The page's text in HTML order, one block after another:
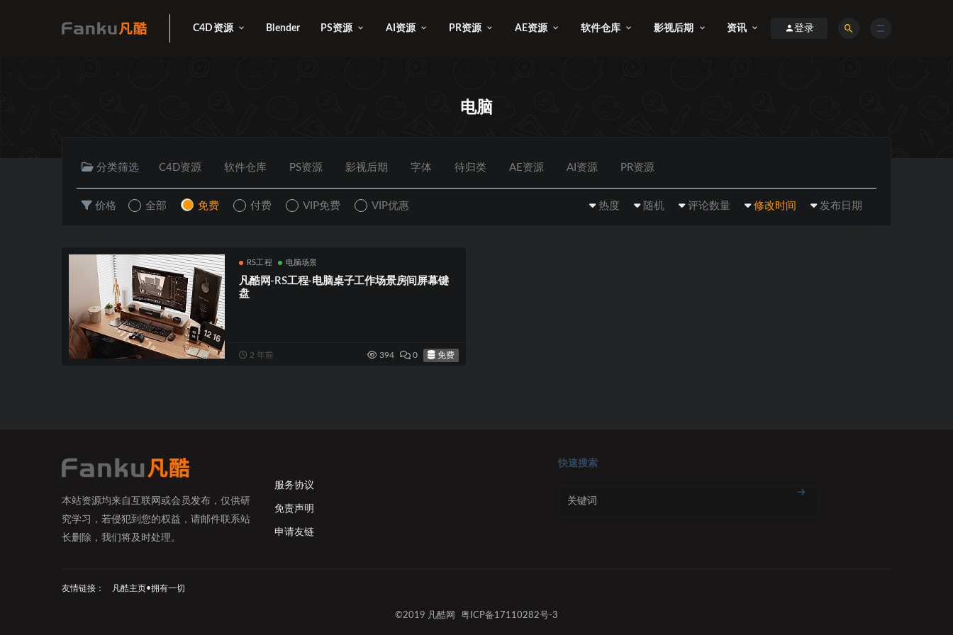
C4D资源 Blender PS资源 AI资源 PR资源 AE资源 软件仓库 影视后期 资讯 登录
电脑
分类筛选 C4D资源 软件仓库 PS资源 影视后期 字体 待归类 AE资源 AI资源 PR资源
价格 全部 免费 付费 VIP免费 VIP优惠 发布日期
修改时间
评论数量
随机
热度
RS工程 电脑场景
凡酷网-RS工程-电脑桌子工作场景房间屏幕键
盘
2 年前 394 0 免费
本站资源均来自互联网或会员发布，仅供研
究学习，若侵犯到您的权益，请邮件联系站
长删除，我们将及时处理。
服务协议
免责声明
申请友链
快速搜索
友情链接： 凡酷主页•拥有一切
©2019 凡酷网 粤ICP备17110282号-3